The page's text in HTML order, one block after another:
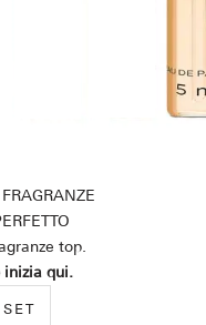
top.
qui.